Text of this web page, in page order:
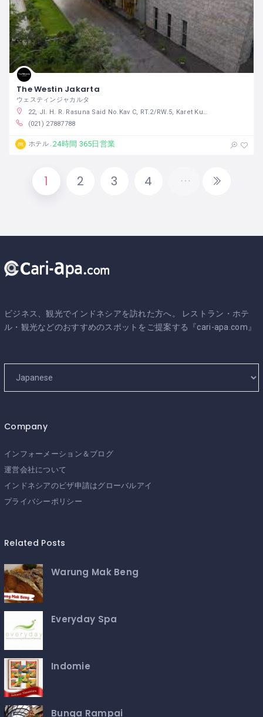
The Westin Jakarta
ウェスティンジャカルタ
22, Jl. H. R. Rasuna Said No.Kav C, RT.2/RW.5, Karet Kuningan, Kecamatan Setiabudi, Kota Jakarta Selatan, Daerah Khusus Ibukota Jakarta 12940 インドネシア
(021) 27887788
ホテル 24時間 365日営業
1 2 3 4
ビジネス、観光でインドネシアを訪れた方へ。 レストラン・ホテ
ル・観光などのおすすめのスポットをご提案する『cari-apa.com』
Company
インフォーメーション＆ブログ
運営会社について
インドネシアのビザ申請はグローバルアイ
プライバシーポリシー
Related Posts
Warung Mak Beng
Everyday Spa
Indomie
Bunga Rampai